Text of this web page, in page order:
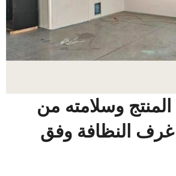
وسلامته من
غرف النظافة وفق